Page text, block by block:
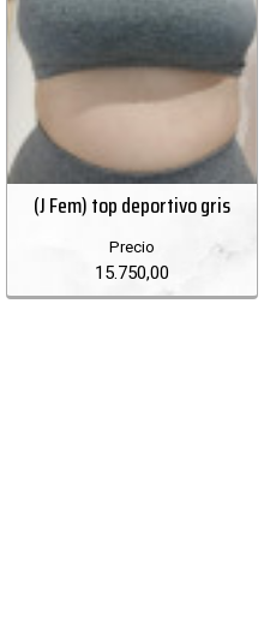
(J Fem) top deportivo gris
Precio
15.750,00